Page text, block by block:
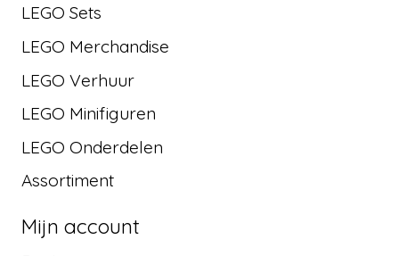
LEGO Sets
LEGO Merchandise
LEGO Verhuur
LEGO Minifiguren
LEGO Onderdelen
Assortiment
Mijn account